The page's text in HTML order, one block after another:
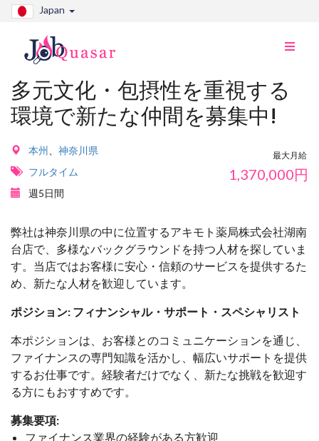
Japan
ナ
り
多元文化・包摂性を重視する
環境で新たな仲間を募集中!
本州
神奈川県
フルタイム
週5日間
最大月給
1,370,000円
弊社は神奈川県の中に位置するアキモト薬局株式会社湖南
台店で、多様なバックグラウンドを持つ人材を探していま
す。当店ではお客様に安心・信頼のサービスを提供するた
め、新たな人材を歓迎しています。
ポジション: フィナンシャル・サポート・スペシャリスト
本ポジションは、お客様とのコミュニケーションを通じ、
ファイナンスの専門知識を活かし、幅広いサポートを提供
するお仕事です。経験者だけでなく、新たな挑戦を歓迎す
る方にもおすすめです。
募集要項:
ファイナンス業界の経験がある方歓迎